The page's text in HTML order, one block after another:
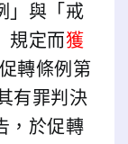
」與「戒
規定而獲
轉條例第
有罪判決
，於促轉